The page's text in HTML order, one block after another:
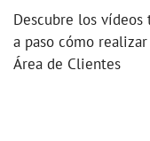
Descubre los
a paso cómo
Área de Clientes